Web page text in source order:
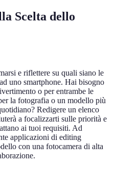
Scelta dello
e riflettere su quali siano le
uno smartphone. Hai bisogno
o per entrambe le
la fotografia o un modello più
Redigere un elenco
a focalizzarti sulle priorità e
ai tuoi requisiti. Ad
applicazioni di editing
con una fotocamera di alta